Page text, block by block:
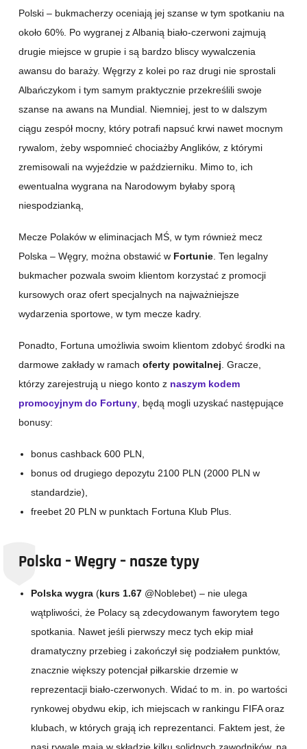
Polski – bukmacherzy oceniają jej szanse w tym spotkaniu na
około 60%. Po wygranej z Albanią biało-czerwoni zajmują
drugie miejsce w grupie i są bardzo bliscy wywalczenia
awansu do baraży. Węgrzy z kolei po raz drugi nie sprostali
Albańczykom i tym samym praktycznie przekreślili swoje
szanse na awans na Mundial. Niemniej, jest to w dalszym
ciągu zespół mocny, który potrafi napsuć krwi nawet mocnym
rywalom, żeby wspomnieć chociażby Anglików, z którymi
zremisowali na wyjeździe w październiku. Mimo to, ich
ewentualna wygrana na Narodowym byłaby sporą
niespodzianką,
Mecze Polaków w eliminacjach MŚ, w tym również mecz
Polska – Węgry, można obstawić w Fortunie . Ten legalny
bukmacher pozwala swoim klientom korzystać z promocji
kursowych oraz ofert specjalnych na najważniejsze
wydarzenia sportowe, w tym mecze kadry.
Ponadto, Fortuna umożliwia swoim klientom zdobyć środki na
darmowe zakłady w ramach oferty powitalnej . Gracze,
którzy zarejestrują u niego konto z naszym kodem
promocyjnym do Fortuny , będą mogli uzyskać następujące
bonusy:
bonus cashback 600 PLN,
bonus od drugiego depozytu 2100 PLN (2000 PLN w
standardzie),
freebet 20 PLN w punktach Fortuna Klub Plus.
Polska – Węgry – nasze typy
Polska wygra (kurs 1.67 @Noblebet) – nie ulega
wątpliwości, że Polacy są zdecydowanym faworytem tego
spotkania. Nawet jeśli pierwszy mecz tych ekip miał
dramatyczny przebieg i zakończył się podziałem punktów,
znacznie większy potencjał piłkarskie drzemie w
reprezentacji biało-czerwonych. Widać to m. in. po wartości
rynkowej obydwu ekip, ich miejscach w rankingu FIFA oraz
klubach, w których grają ich reprezentanci. Faktem jest, że